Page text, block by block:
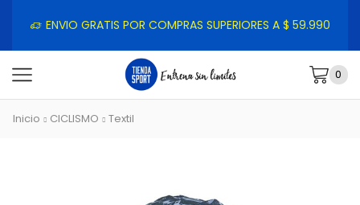
ENVIO GRATIS POR COMPRAS SUPERIORES A $ 59.990
0
Inicio CICLISMO Textil